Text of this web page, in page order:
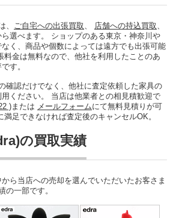
、 ご自宅への出張買取 店舗への持込買取
ら選べます。 ショップのある東京・神奈川や
く、商品や個数によっては遠方でも出張可能
料金は無料なので、他社を利用したことのあ
す。
確認だけでなく、他社に査定依頼した家具の
ください。 当店は他業者との相見積歓迎で
) または メールフォームにて無料見積りが可
足できなければ査定後のキャンセルOK。
の買取実績
ら当店への売却を選んでいただいたお客さま
の一部です。